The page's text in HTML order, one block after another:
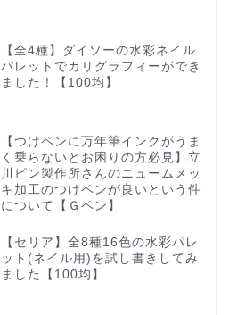
【全4種】ダイソーの水彩ネイル
パレットでカリグラフィーができ
ました！【100均】
【つけペンに万年筆インクがうま
く乗らないとお困りの方必見】立
川ピン製作所さんのニュームメッ
キ加工のつけペンが良いという件
について【Ｇペン】
【セリア】全8種16色の水彩パレ
ット(ネイル用)を試し書きしてみ
ました【100均】